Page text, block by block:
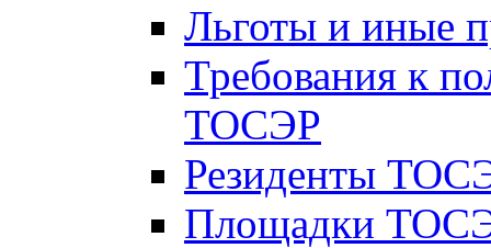
Льготы и иные
Требования к
ТОСЭР
Резиденты
Площадки